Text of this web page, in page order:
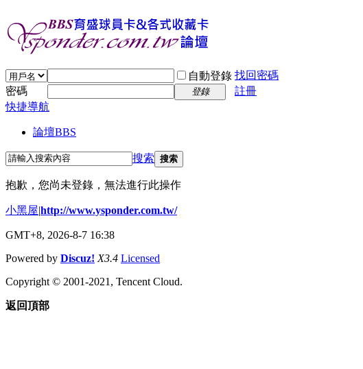
自動登錄 找回密碼
密碼
登錄
註冊
快捷導航
論壇BBS
搜索 搜索
抱歉，您尚未登錄，無法進行此操作
小黑屋|http://www.ysponder.com.tw/
GMT+8, 2026-8-7 16:38
Powered by Discuz! X3.4 Licensed
Copyright © 2001-2021, Tencent Cloud.
返回頂部